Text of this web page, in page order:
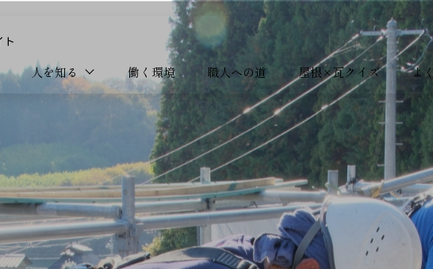
人を知る
経験者インタビュー
未経験者インタビュー
働く環境 職人への道 屋根×瓦クイズ よ